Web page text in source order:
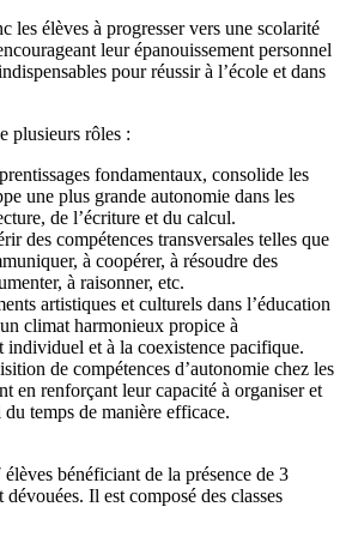
les élèves à progresser vers une scolarité
leur épanouissement personnel
pour réussir à l’école et dans
plusieurs rôles :
fondamentaux, consolide les
une plus grande autonomie dans les
de l’écriture et du calcul.
des compétences transversales telles que
à coopérer, à résoudre des
à raisonner, etc.
artistiques et culturels dans l’éducation
climat harmonieux propice à
individuel et à la coexistence pacifique.
de compétences d’autonomie chez les
en renforçant leur capacité à organiser et
temps de manière efficace.
bénéficiant de la présence de 3
Il est composé des classes